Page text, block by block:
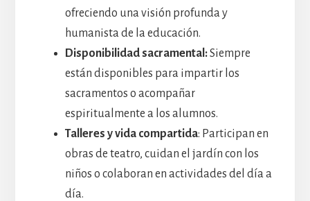
ofreciendo una visión profunda y
humanista de la educación.
Disponibilidad sacramental:Siempre
están disponibles para impartir los
sacramentos o acompañar
espiritualmente a los alumnos.
Talleres y vida compartida: Participan en
obras de teatro, cuidan el jardín con los
niños o colaboran en actividades del día a
día.